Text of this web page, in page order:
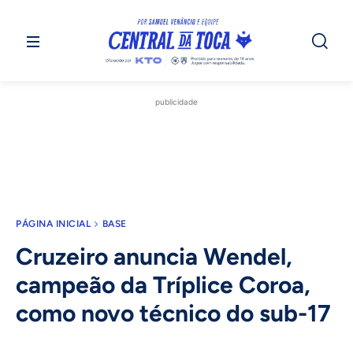
publicidade
PÁGINA INICIAL BASE
Cruzeiro anuncia Wendel,
campeão da Tríplice Coroa,
como novo técnico do sub-17